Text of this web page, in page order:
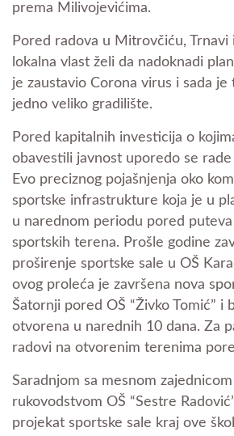
prema Milivojevićima.
Pored radova u Mitrovčiću, Trnavi
lokalna vlast želi da nadoknadi
je zaustavio Corona virus i sada je
jedno veliko gradilište.
Pored kapitalnih investicija o
obavestili javnost uporedo se
Evo preciznog pojašnjenja oko
sportske infrastrukture koja je u
u narednom periodu pored
sportskih terena. Prošle godine
proširenje sportske sale u OŠ
ovog proleća je završena nova
Šatornji pored OŠ “Živko Tomić” i
otvorena u narednih 10 dana. Za
radovi na otvorenim terenima
Saradnjom sa mesnom
rukovodstvom OŠ “Sestre
projekat sportske sale kraj ove